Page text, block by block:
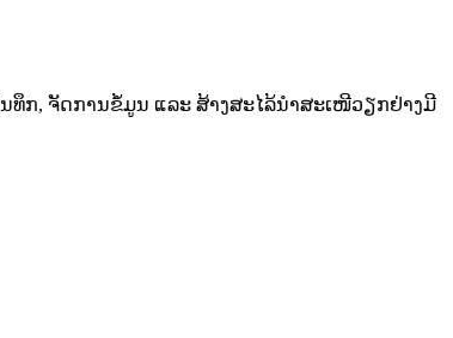
ນທຶກ, ຈັດການຂໍ້ມູນ ແລະ ສ້າງສະໄລ້ນຳສະເໜີວຽກຢ່າງມີ